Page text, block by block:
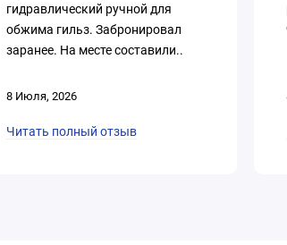
гидравлический ручной для
обжима гильз. Забронировал
заранее. На месте составили..
8 Июля, 2026
Читать полный отзыв